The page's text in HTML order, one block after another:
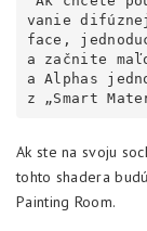
vanie
face,
a začnite
a Alphas
z „Smart
Ak ste na svoju
tohto shadera
Painting Room.